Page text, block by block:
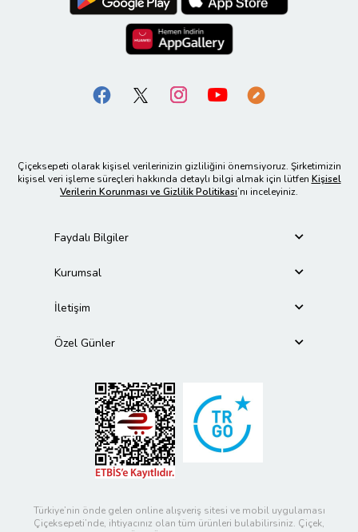
Çiçeksepeti olarak kişisel verilerinizin gizliliğini önemsiyoruz. Şirketimizin
kişisel veri işleme süreçleri hakkında detaylı bilgi almak için lütfen Kişisel
Verilerin Korunması ve Gizlilik Politikası’nı inceleyiniz.
Faydalı Bilgiler
Kurumsal
İletişim
Özel Günler
Türkiye’nin önde gelen online alışveriş sitesi ve mobil uygulaması
Çiçeksepeti’nde, ihtiyacınız olan tüm ürünleri bulabilirsiniz. Çiçek,